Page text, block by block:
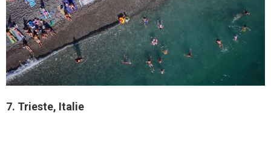
7. Trieste, Italie